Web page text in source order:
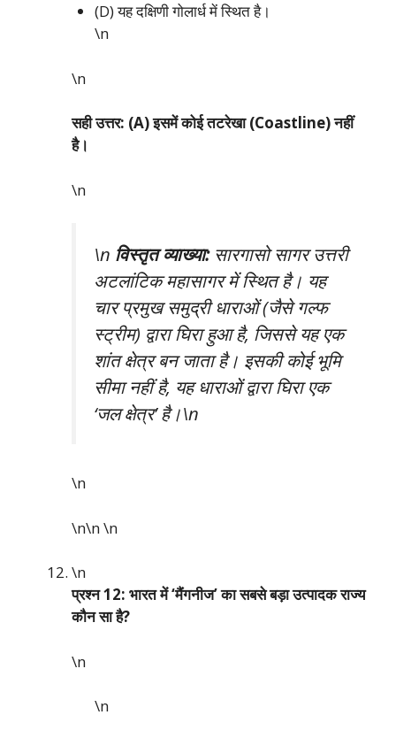
(D) यह दक्षिणी गोलार्ध में स्थित है।
\n
\n
सही उत्तर: (A) इसमें कोई तटरेखा (Coastline) नहीं
है।
\n
\n विस्तृत व्याख्या:सारगासो सागर उत्तरी
अटलांटिक महासागर में स्थित है। यह
चार प्रमुख समुद्री धाराओं (जैसे गल्फ
स्ट्रीम) द्वारा घिरा हुआ है, जिससे यह एक
शांत क्षेत्र बन जाता है। इसकी कोई भूमि
सीमा नहीं है, यह धाराओं द्वारा घिरा एक
‘जल क्षेत्र’ है।\n
\n
\n\n\n
\n
प्रश्न 12: भारत में ‘मैंगनीज’ का सबसे बड़ा उत्पादक राज्य
कौन सा है?
\n
\n